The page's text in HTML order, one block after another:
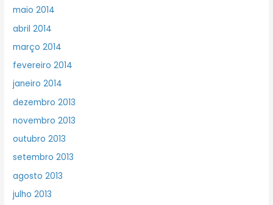
maio 2014
abril 2014
março 2014
fevereiro 2014
janeiro 2014
dezembro 2013
novembro 2013
outubro 2013
setembro 2013
agosto 2013
julho 2013